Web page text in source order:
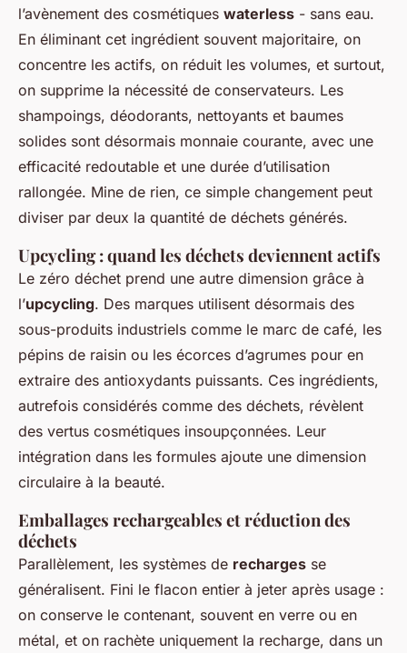
l’avènement des cosmétiques waterless - sans eau.
En éliminant cet ingrédient souvent majoritaire, on
concentre les actifs, on réduit les volumes, et surtout,
on supprime la nécessité de conservateurs. Les
shampoings, déodorants, nettoyants et baumes
solides sont désormais monnaie courante, avec une
efficacité redoutable et une durée d’utilisation
rallongée. Mine de rien, ce simple changement peut
diviser par deux la quantité de déchets générés.
Upcycling : quand les déchets deviennent actifs
Le zéro déchet prend une autre dimension grâce à
l’upcycling. Des marques utilisent désormais des
sous-produits industriels comme le marc de café, les
pépins de raisin ou les écorces d’agrumes pour en
extraire des antioxydants puissants. Ces ingrédients,
autrefois considérés comme des déchets, révèlent
des vertus cosmétiques insoupçonnées. Leur
intégration dans les formules ajoute une dimension
circulaire à la beauté.
Emballages rechargeables et réduction des
déchets
Parallèlement, les systèmes de recharges se
généralisent. Fini le flacon entier à jeter après usage :
on conserve le contenant, souvent en verre ou en
métal, et on rachète uniquement la recharge, dans un